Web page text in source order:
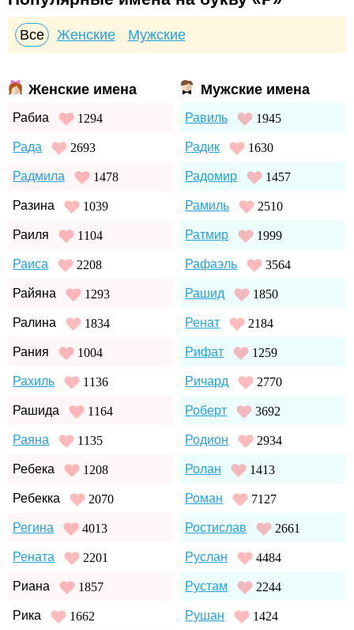
Все Женские Мужские
Женские имена
Рабиа 1294
Рада 2693
Радмила 1478
Разина 1039
Раиля 1104
Раиса 2208
Райяна 1293
Ралина 1834
Рания 1004
Рахиль 1136
Рашида 1164
Раяна 1135
Ребека 1208
Ребекка 2070
Регина 4013
Рената 2201
Риана 1857
Рика 1662
Мужские имена
Равиль 1945
Радик 1630
Радомир 1457
Рамиль 2510
Ратмир 1999
Рафаэль 3564
Рашид 1850
Ренат 2184
Рифат 1259
Ричард 2770
Роберт 3692
Родион 2934
Ролан 1413
Роман 7127
Ростислав 2661
Руслан 4484
Рустам 2244
Рушан 1424